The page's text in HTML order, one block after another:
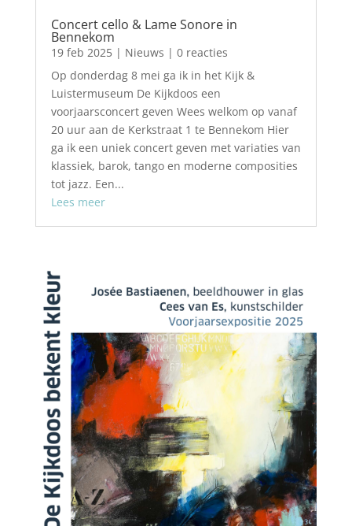
Concert cello & Lame Sonore in
Bennekom
19 feb 2025| Nieuws | 0 reacties
Op donderdag 8 mei ga ik in het Kijk &
Luistermuseum De Kijkdoos een
voorjaarsconcert geven Wees welkom op vanaf
20 uur aan de Kerkstraat 1 te Bennekom Hier
ga ik een uniek concert geven met variaties van
klassiek, barok, tango en moderne composities
tot jazz. Een...
Lees meer